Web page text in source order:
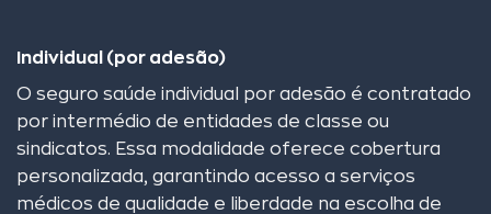
Individual (por adesão)
O seguro saúde individual por adesão é contratado
por intermédio de entidades de classe ou
sindicatos. Essa modalidade oferece cobertura
personalizada, garantindo acesso a serviços
médicos de qualidade e liberdade na escolha de